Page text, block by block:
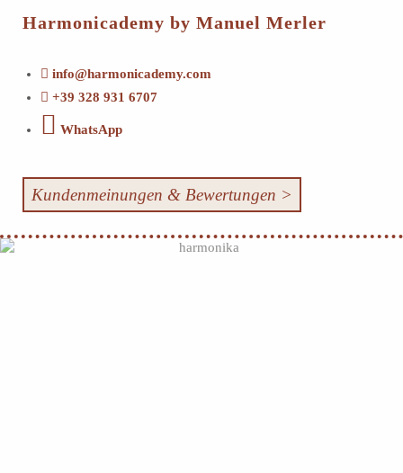
Harmonicademy by Manuel Merler
info@harmonicademy.com
+39 328 931 6707
WhatsApp
Kundenmeinungen & Bewertungen >